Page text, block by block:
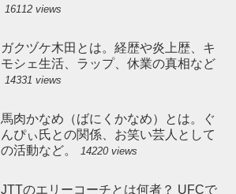
16112 views
ガクヅケ木田とは。経歴や炎上歴、キ
モシェ生活、ラップ、休業の真相など
14331 views
馬肉かなめ（ばにくかなめ）とは。ぐ
んぴぃ氏との関係、お笑い芸人として
の活動など。
14220 views
JTTのエリーコーチとは何者？ UFCで